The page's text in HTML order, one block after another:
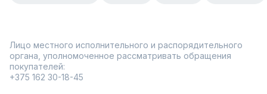
Лицо местного исполнительного и распорядительного
органа, уполномоченное рассматривать обращения
покупателей:
+375 162 30-18-45